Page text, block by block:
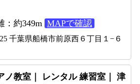
：約349m MAPで確認
千葉県船橋市前原西６丁目１−６
ノ教室｜ レンタル 練習室｜ 津